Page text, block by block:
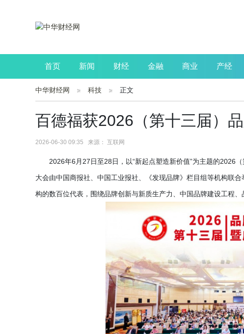
首页 新闻 财经 金融 商业 产经
公司 生活 读书
中华财经网 科技 正文
百德福获2026（第十三届）
2026-06-30 09:35 来源： 互联网
2026年6月27日至28日，以“新起点塑造新价值”为主题的2026
大会由中国商报社、中国工业报社、《发现品牌》栏目组等机构联
构的数百位代表，围绕品牌创新与新质生产力、中国品牌建设工程、